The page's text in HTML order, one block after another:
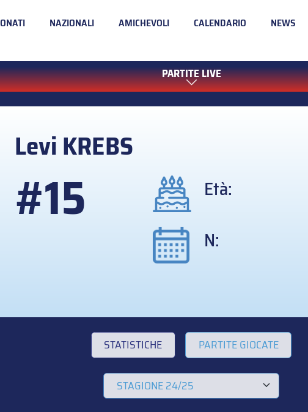
NAZIONALI AMICHEVOLI CALENDARIO NEWS
PARTITE LIVE
LeviKREBS
#15 Età:
N:
STATISTICHE PARTITE GIOCATE